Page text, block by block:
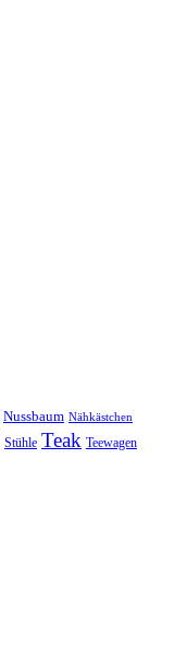
Nussbaum Nähkästchen
Stühle Teak Teewagen